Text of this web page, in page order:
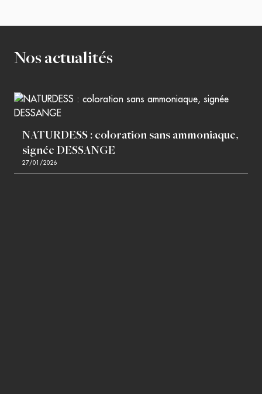
Nos actualités
NATURDESS : coloration sans ammoniaque,
signée DESSANGE
27/01/2026